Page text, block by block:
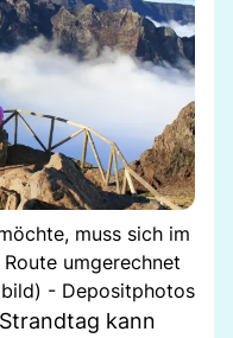
muss sich im
umgerechnet
- Depositphotos
kann